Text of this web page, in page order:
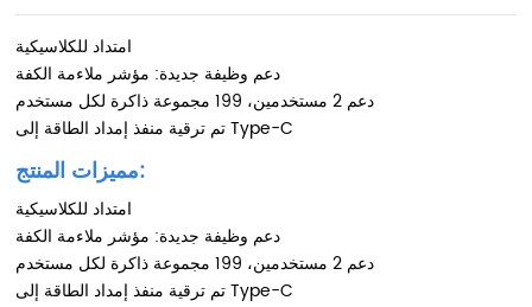
امتداد للكلاسيكية
دعم وظيفة جديدة: مؤشر ملاءمة الكفة
دعم 2 مستخدمين، 199 مجموعة ذاكرة لكل مستخدم
تم ترقية منفذ إمداد الطاقة إلى Type-C
مميزات المنتج:
امتداد للكلاسيكية
دعم وظيفة جديدة: مؤشر ملاءمة الكفة
دعم 2 مستخدمين، 199 مجموعة ذاكرة لكل مستخدم
تم ترقية منفذ إمداد الطاقة إلى Type-C